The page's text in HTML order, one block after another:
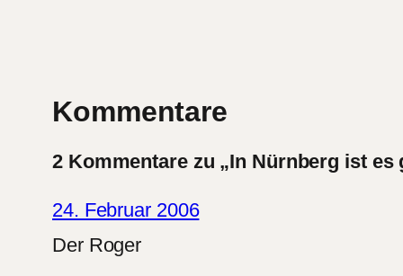
Kommentare
2 Kommentare zu „In Nürnberg ist es
24. Februar 2006
Der Roger